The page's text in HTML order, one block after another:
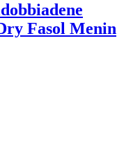
Fasol Menin